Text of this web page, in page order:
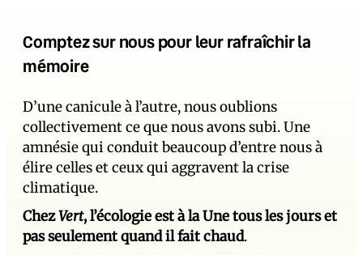
Comptez sur nous pour leur rafraîchir la
mémoire
D’une canicule à l’autre, nous oublions
collectivement ce que nous avons subi. Une
amnésie qui conduit beaucoup d’entre nous à
élire celles et ceux qui aggravent la crise
climatique.
ChezVert, l’écologie est à la Une tous les jours et
pas seulement quand il fait chaud.